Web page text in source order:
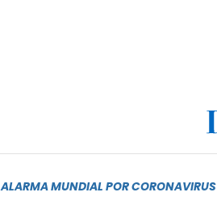
ALARMA MUNDIAL POR CORONAVIRUS